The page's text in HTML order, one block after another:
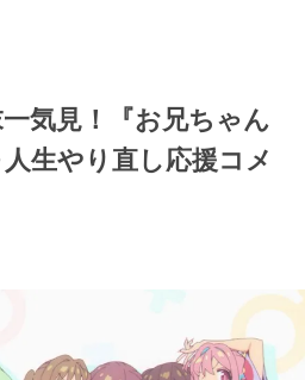
気見！『お兄ちゃん
生やり直し応援コメ